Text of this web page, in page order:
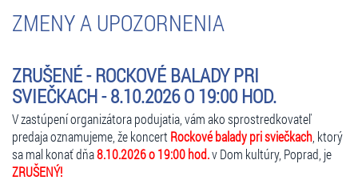
ZMENY A UPOZORNENIA
ZRUŠENÉ - ROCKOVÉ BALADY PRI
SVIEČKACH - 8.10.2026 O 19:00 HOD.
V zastúpení organizátora podujatia, vám ako sprostredkovateľ
predaja oznamujeme, že koncert Rockové balady pri sviečkach , ktorý
sa mal konať dňa8.10.2026 o 19:00 hod.v Dom kultúry, Poprad, je
ZRUŠENÝ!